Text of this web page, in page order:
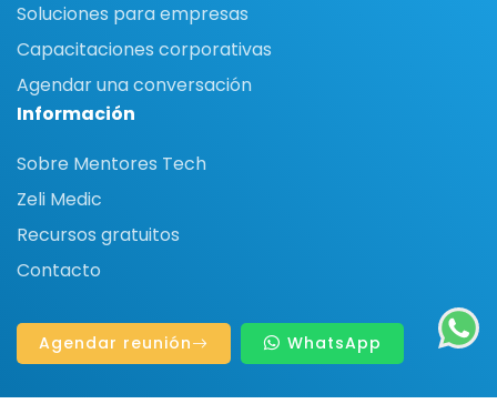
Soluciones para empresas
Capacitaciones corporativas
Agendar una conversación
Información
Sobre Mentores Tech
Zeli Medic
Recursos gratuitos
Contacto
Agendar reunión WhatsApp